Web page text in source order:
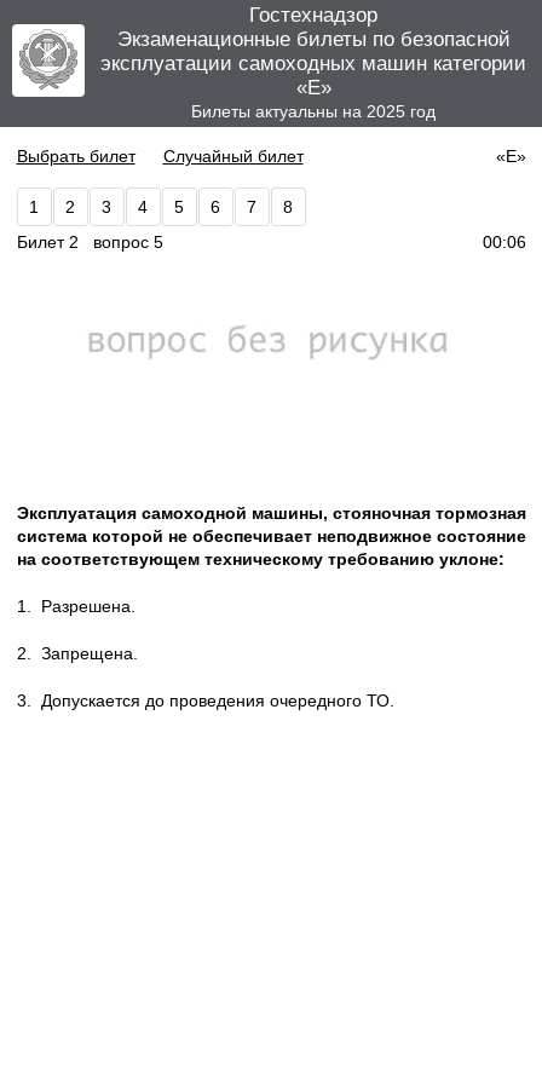
Гостехнадзор
Экзаменационные билеты по безопасной
эксплуатации самоходных машин категории
«E»
Билеты актуальны на 2025 год
Выбрать билет Случайный билет «E»
1 2 3 4 5 6 7
8
Билет 2 вопрос 5
00:06
Эксплуатация самоходной машины, стояночная тормозная
система которой не обеспечивает неподвижное состояние
на соответствующем техническому требованию уклоне:
1. Разрешена.
2. Запрещена.
3. Допускается до проведения очередного ТО.